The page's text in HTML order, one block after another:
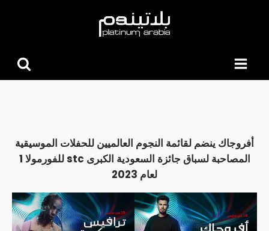
البحث
أفروجاك ينضم لقائمة النجوم العالميين للحفلات الموسيقية
المصاحبة لسباق جائزة السعودية الكبرى stc للفورمولا 1
لعام 2023